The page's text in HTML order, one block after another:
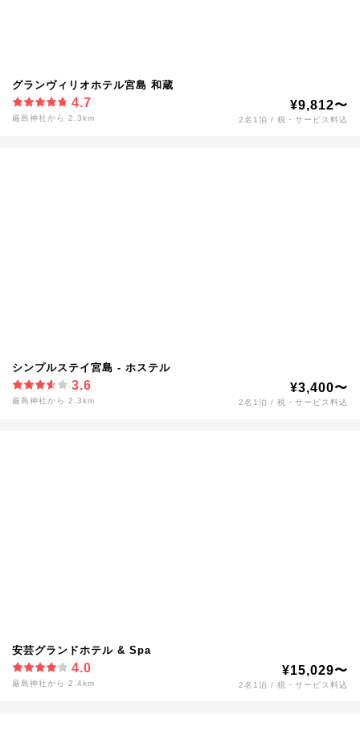
グランヴィリオホテル宮島 和蔵
4.7
厳島神社から 2.3km
¥9,812〜
2名1泊 / 税・サービス料込
シンプルステイ宮島 - ホステル
3.6
厳島神社から 2.3km
¥3,400〜
2名1泊 / 税・サービス料込
安芸グランドホテル & Spa
4.0
厳島神社から 2.4km
¥15,029〜
2名1泊 / 税・サービス料込